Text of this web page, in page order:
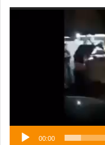
00:00